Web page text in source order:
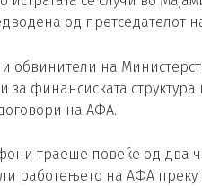
од претседателот
обвинители на
за финансиската
на АФА.
траеше повеќе од два
работењето на АФА